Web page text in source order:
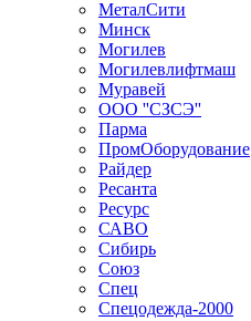
МеталСити
Минск
Могилев
Могилевлифтмаш
Муравей
ООО ''СЗСЭ''
Парма
ПромОборудование
Райдер
Ресанта
Ресурс
САВО
Сибирь
Союз
Спец
Спецодежда-2000